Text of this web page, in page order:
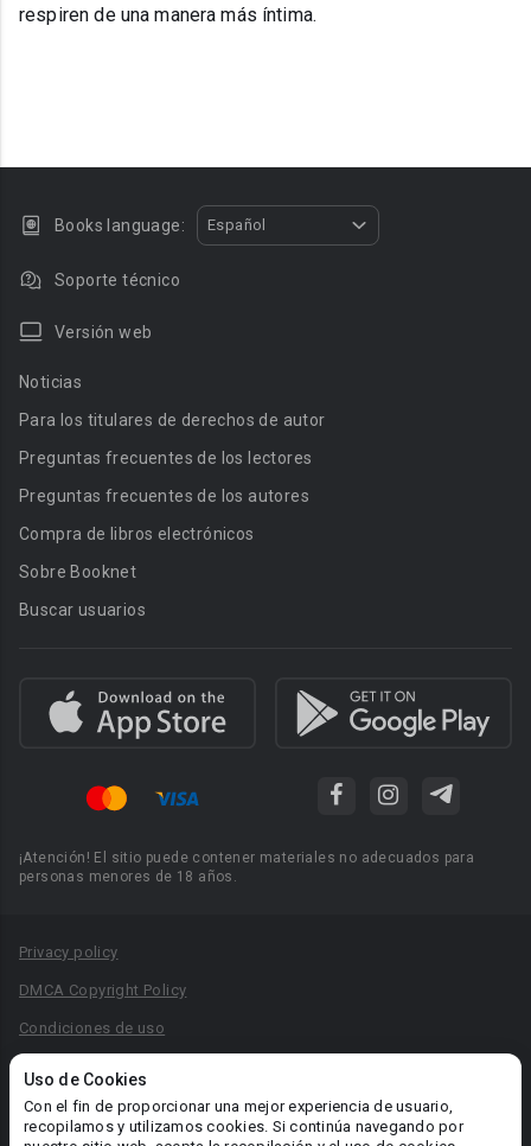
respiren de una manera más íntima.
Uso de Cookies
Con el fin de proporcionar una mejor experiencia de usuario,
recopilamos y utilizamos cookies. Si continúa navegando por
Books language: Español
Soporte técnico
Versión web
Noticias
Para los titulares de derechos de autor
Preguntas frecuentes de los lectores
Preguntas frecuentes de los autores
Compra de libros electrónicos
Sobre Booknet
Buscar usuarios
¡Atención! El sitio puede contener materiales no adecuados para
personas menores de 18 años.
Privacy policy
DMCA Copyright Policy
Condiciones de uso
Reglas para la publicación de libros
Área RR.PP.: pr@booknet.com